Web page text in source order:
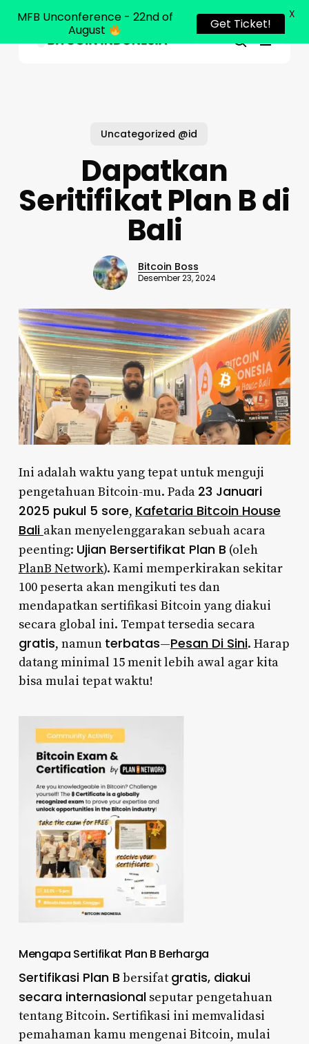
search
Menu
Uncategorized @id
Dapatkan
Seritifikat Plan B di
Bali
Bitcoin Boss
Desember 23, 2024
Ini adalah waktu yang tepat untuk menguji
pengetahuan Bitcoin-mu. Pada 23 Januari
2025 pukul 5 sore, Kafetaria Bitcoin House
Bali akan menyelenggarakan sebuah acara
peenting: Ujian Bersertifikat Plan B (oleh
PlanB Network). Kami memperkirakan sekitar
100 peserta akan mengikuti tes dan
mendapatkan sertifikasi Bitcoin yang diakui
secara global ini. Tempat tersedia secara
gratis, namun terbatas—Pesan Di Sini. Harap
datang minimal 15 menit lebih awal agar kita
bisa mulai tepat waktu!
Mengapa Sertifikat Plan B Berharga
Sertifikasi Plan B bersifat gratis, diakui
secara internasionalseputar pengetahuan
tentang Bitcoin. Sertifikasi ini memvalidasi
pemahaman kamu mengenai Bitcoin, mulai
Close
MFB Unconference - 22nd of
August
Get Ticket!
X